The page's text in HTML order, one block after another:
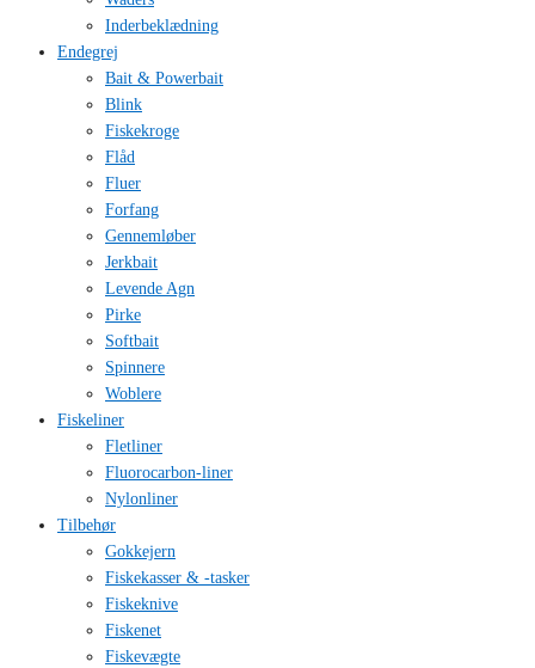
Inderbeklædning
Endegrej
Bait & Powerbait
Blink
Fiskekroge
Flåd
Fluer
Forfang
Gennemløber
Jerkbait
Levende Agn
Pirke
Softbait
Spinnere
Woblere
Fiskeliner
Fletliner
Fluorocarbon-liner
Nylonliner
Tilbehør
Gokkejern
Fiskekasser & -tasker
Fiskeknive
Fiskenet
Fiskevægte